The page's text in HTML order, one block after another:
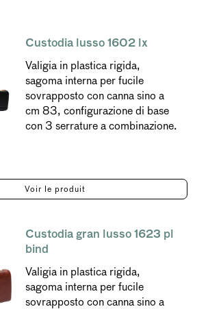
Custodia lusso 1602 lx
Valigia in plastica rigida,
sagoma interna per fucile
sovrapposto con canna sino a
cm 83, configurazione di base
con 3 serrature a combinazione.
Voir le produit
Custodia gran lusso 1623 pl
bind
Valigia in plastica rigida,
sagoma interna per fucile
sovrapposto con canna sino a